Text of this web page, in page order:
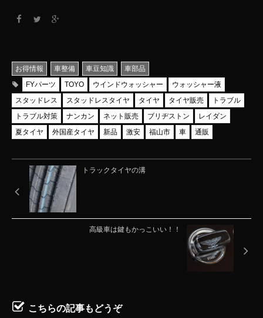
お得情報 車整備 車豆知識
車部品
FYパーツ
TOYO ウインドウォッシャー
ウォッシャー液
スタッドレス
スタッドレスタイヤ タイヤ タイヤ販売
トラブル
トラブル対策
ナンカン ネット販売 ブリヂストン
レイダン
夏タイヤ
外国産タイヤ 新品 激安 福山市 車 通販
トラックタイヤの溝
高級車は鍵もかっこいい！！
こちらの記事もどうぞ